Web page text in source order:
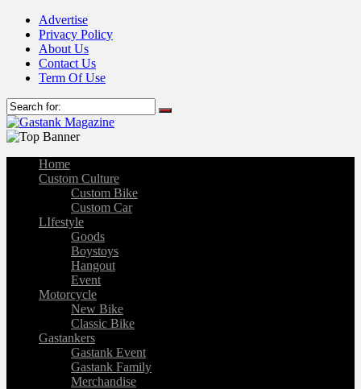
Advertise
Privacy Policy
About Us
Contact Us
Term Of Use
Home
Custom Culture
Custom Bike
Custom Car
LIfestyle
Goods
Boystoys
Hangout
Event
Motorcycle
New Bike
Classic Bike
Gastankers
Gastank Event
Gastank Family
Merchandise